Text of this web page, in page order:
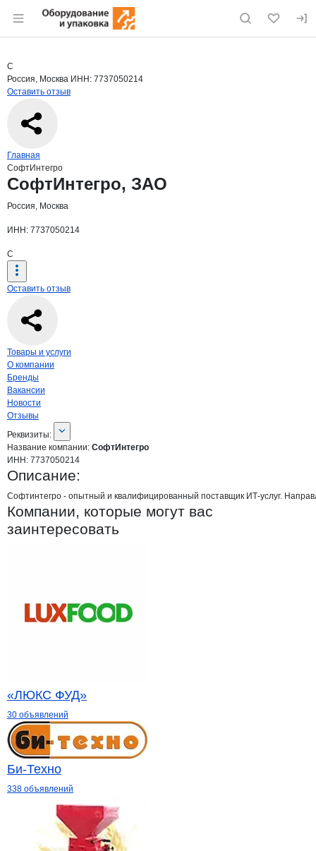
Раздел навигации по сайту eqinfo.ru
Страница компании
Страница компании
Краткая информация о компании
С
Россия, Москва ИНН: 7737050214
Оставить отзыв
Навигация по сайту
Главная
СофтИнтегро
Основная информация о компании
СофтИнтегро, ЗАО
Россия, Москва
ИНН: 7737050214
С
Оставить отзыв
Навигация по странице
Товары и услуги
О компании
Бренды
Вакансии
Новости
Отзывы
О компании
Реквизиты
Реквизиты:
Название компании: СофтИнтегро
ИНН: 7737050214
Описание:
Софтинтегро - опытный и квалифицированный поставщик ИТ-услуг.
Компании, которые могут вас
заинтересовать
«ЛЮКС ФУД»
30 объявлений
Би-Техно
338 объявлений